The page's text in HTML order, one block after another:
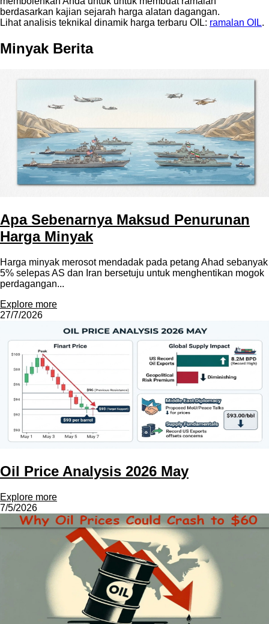
berdasarkan kajian sejarah harga alatan dagangan.
Lihat analisis teknikal dinamik harga terbaru OIL: ramalan OIL.
Minyak Berita
Apa Sebenarnya Maksud Penurunan
Harga Minyak
Harga minyak merosot mendadak pada petang Ahad sebanyak
5% selepas AS dan Iran bersetuju untuk menghentikan mogok
perdagangan...
Explore more
27/7/2026
Oil Price Analysis 2026 May
Explore more
7/5/2026